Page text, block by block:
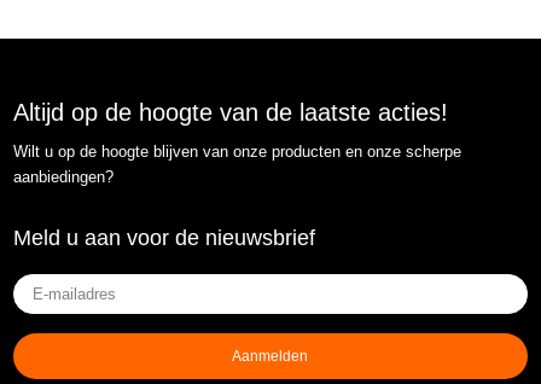
Altijd op de hoogte van de laatste acties!
Wilt u op de hoogte blijven van onze producten en onze scherpe
aanbiedingen?
Meld u aan voor de nieuwsbrief
E-
mailadres(Vereist)
Aanmelden